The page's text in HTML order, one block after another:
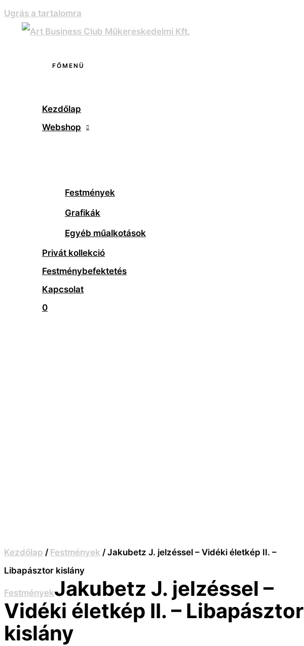
Ugrás a tartalomra
FŐMENÜ
Kezdőlap
Webshop
Festmények
Grafikák
Egyéb műalkotások
Privát kollekció
Festménybefektetés
Kapcsolat
0
Kezdőlap / Festmények / Jakubetz J. jelzéssel – Vidéki életkép II. –
Libapásztor kislány
FestményekJakubetz J. jelzéssel –
Vidéki életkép II. – Libapásztor
kislány